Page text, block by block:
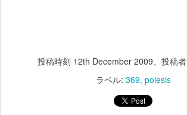
投稿時刻 12th December 2009、投稿者
ラベル: 369 poiesis